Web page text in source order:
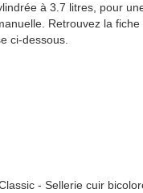
à 3.7 litres, pour
Retrouvez la fiche
ci-dessous.
- Sellerie cuir